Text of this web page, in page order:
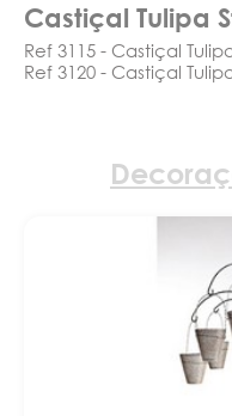
Castiçal Tulipa
Ref 3115 - Castiçal
Ref 3120 - Castiçal